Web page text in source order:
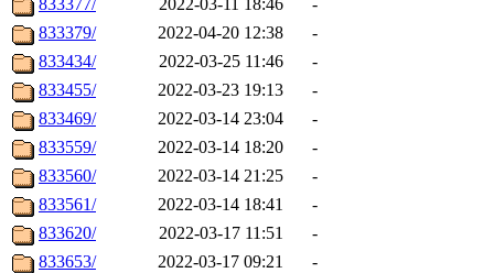
833377/
2022-03-11 18:46
-
833379/
2022-04-20 12:38
-
833434/
2022-03-25 11:46
-
833455/
2022-03-23 19:13
-
833469/
2022-03-14 23:04
-
833559/
2022-03-14 18:20
-
833560/
2022-03-14 21:25
-
833561/
2022-03-14 18:41
-
833620/
2022-03-17 11:51
-
833653/
2022-03-17 09:21
-